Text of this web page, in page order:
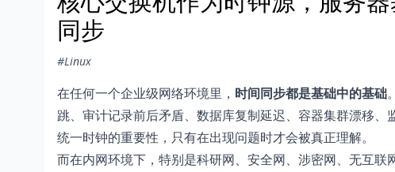
同步
#Linux
在任何一个企业级网络环境里， 时间同步都是基础中的基础
跳、审计记录前后矛盾、数据库复制延迟、容器集群漂移、
统一时钟的重要性，只有在出现问题时才会被真正理解。
而在内网环境下，特别是科研网、安全网、涉密网、无互联